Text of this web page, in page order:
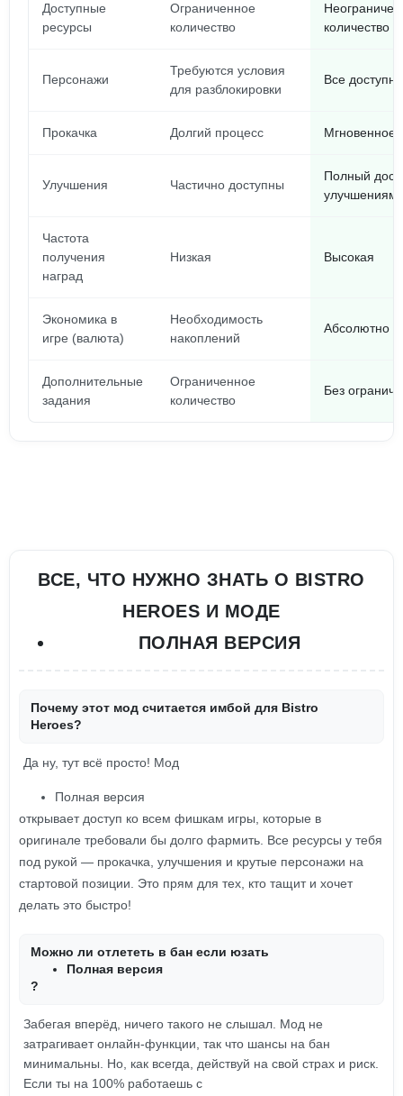
Доступные
ресурсы
Ограниченное
количество
количество
Персонажи
Требуются условия
для разблокировки
Все
Прокачка Долгий процесс Мгновенное
Улучшения Частично доступны
Полный
улучшениям
Частота
получения
наград
Низкая Высокая
Экономика в
игре (валюта)
Необходимость
накоплений
Абсолютно
Дополнительные
задания
Ограниченное
количество
Без
ВСЕ, ЧТО НУЖНО ЗНАТЬ О BISTRO
HEROES И МОДЕ
ПОЛНАЯ ВЕРСИЯ
Почему этот мод считается имбой для Bistro
Heroes?
Да ну, тут всё просто! Мод
Полная версия
открывает доступ ко всем фишкам игры, которые в
оригинале требовали бы долго фармить. Все ресурсы у тебя
под рукой — прокачка, улучшения и крутые персонажи на
стартовой позиции. Это прям для тех, кто тащит и хочет
делать это быстро!
Можно ли отлететь в бан если юзать
Полная версия
?
Забегая вперёд, ничего такого не слышал. Мод не
затрагивает онлайн-функции, так что шансы на бан
минимальны. Но, как всегда, действуй на свой страх и риск.
Если ты на 100% работаешь с